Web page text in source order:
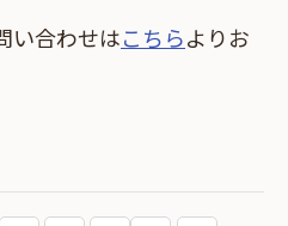
い合わせはこちらよりお